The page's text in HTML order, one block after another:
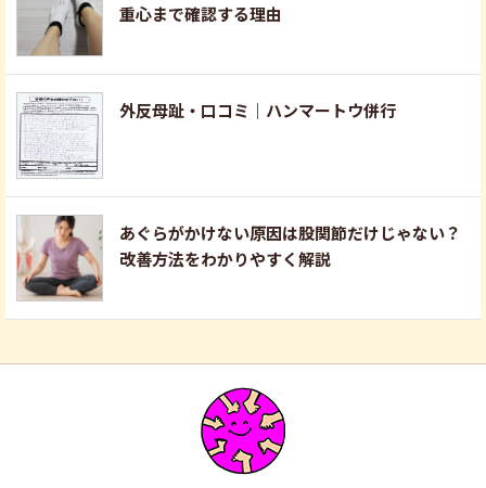
重心まで確認する理由
外反母趾・口コミ｜ハンマートウ併行
あぐらがかけない原因は股関節だけじゃない？
改善方法をわかりやすく解説